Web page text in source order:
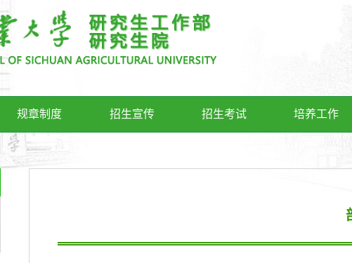
规章制度 招生宣传 招生考试 培养工作